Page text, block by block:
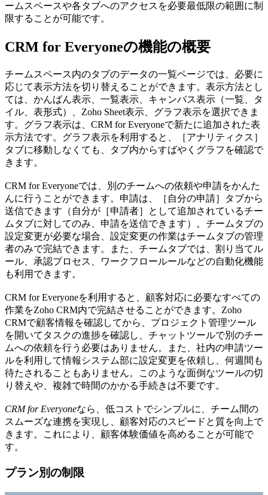
ームスペースや各タブへのアクセスを必要最低限の範囲に制
限することが可能です。
CRM for Everyoneの機能の概要
チームスペース内のタブのデータの一覧ページでは、必要に
応じて表示方法を切り替えることができます。表示方法とし
ては、かんばん表示、一覧表示、キャンバス表示（一覧、タ
イル、表形式）、Zoho Sheet表示、グラフ表示を選択できま
す。グラフ表示は、CRM for Everyoneで新たに追加された表
示方法です。グラフ表示を利用すると、［アナリティクス］
タブに移動しなくても、タブ内からすばやくグラフを確認で
きます。
CRM for Everyoneでは、別のチームへの依頼や申請をかんた
んに行うことができます。申請は、［自分の申請］タブから
送信できます（自分が［申請者］として追加されているチー
ムタブに対してのみ、申請を送信できます）。チームタブの
設定変更が必要な場合、設定変更の作業はチームタブの管理
者のみで完結できます。また、チームタブでは、割り当てル
ール、承認プロセス、ワークフロールールなどの自動化機能
も利用できます。
CRM for Everyoneを利用すると、顧客対応に必要なすべての
作業をZoho CRM内で完結させることができます。Zoho
CRMで顧客情報を確認してから、プロジェクト管理ツール
を開いてタスクの進捗を確認し、チャットツールで別のチー
ムへの依頼を行う必要はありません。また、社内の申請ツー
ルを利用して情報システム部に設定変更を依頼し、何週間も
待たされることもありません。このような面倒なツールの切
り替えや、複雑で時間のかかる手続きは不要です。
CRM for Everyoneなら、低コストでシンプルに、チーム間の
スムーズな連携を実現し、顧客対応のスピードと質を向上で
きます。これにより、顧客体験価値を高めることが可能で
す。
プラン別の制限